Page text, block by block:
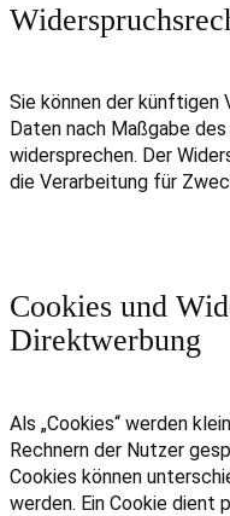
Sie können der
Daten nach Maßgabe
widersprechen. Der
die Verarbeitung für
Cookies und
Direktwerbung
Als „Cookies“ werden
Rechnern der Nutzer
Cookies können
werden. Ein Cookie dient